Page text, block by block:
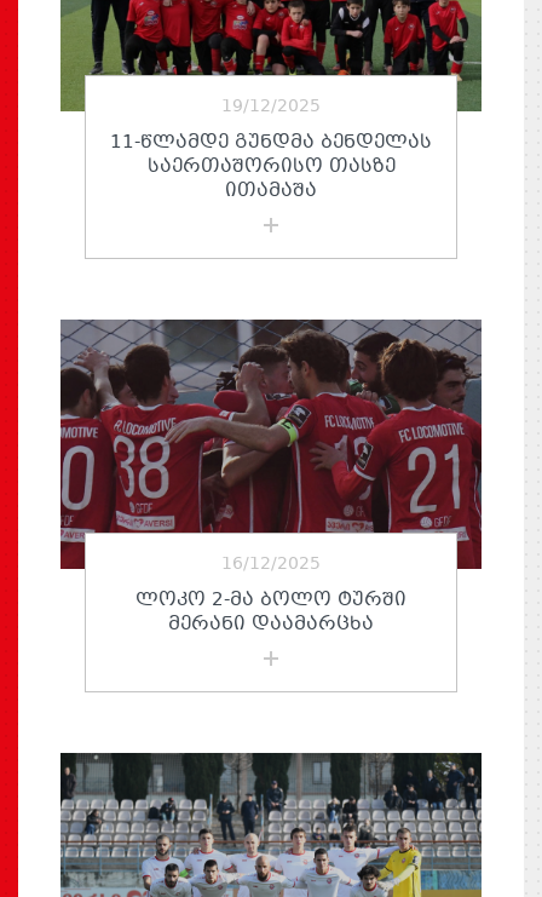
19/12/2025
11-ᲬᲚᲐᲛᲓᲔ ᲒᲣᲜᲓᲛᲐ ᲑᲔᲜᲓᲔᲚᲐᲡ
ᲡᲐᲔᲠᲗᲐᲨᲝᲠᲘᲡᲝ ᲗᲐᲡᲖᲔ
ᲘᲗᲐᲛᲐᲨᲐ
16/12/2025
ᲚᲝᲙᲝ 2-ᲛᲐ ᲑᲝᲚᲝ ᲢᲣᲠᲨᲘ
ᲛᲔᲠᲐᲜᲘ ᲓᲐᲐᲛᲐᲠᲪᲮᲐ